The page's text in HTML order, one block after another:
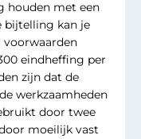
houden met een
bijtelling kan je
voorwaarden
eindheffing per
zijn dat de
werkzaamheden
door twee
moeilijk vast